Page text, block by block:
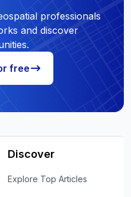
professionals
and discover
free
Discover
Explore Top Articles